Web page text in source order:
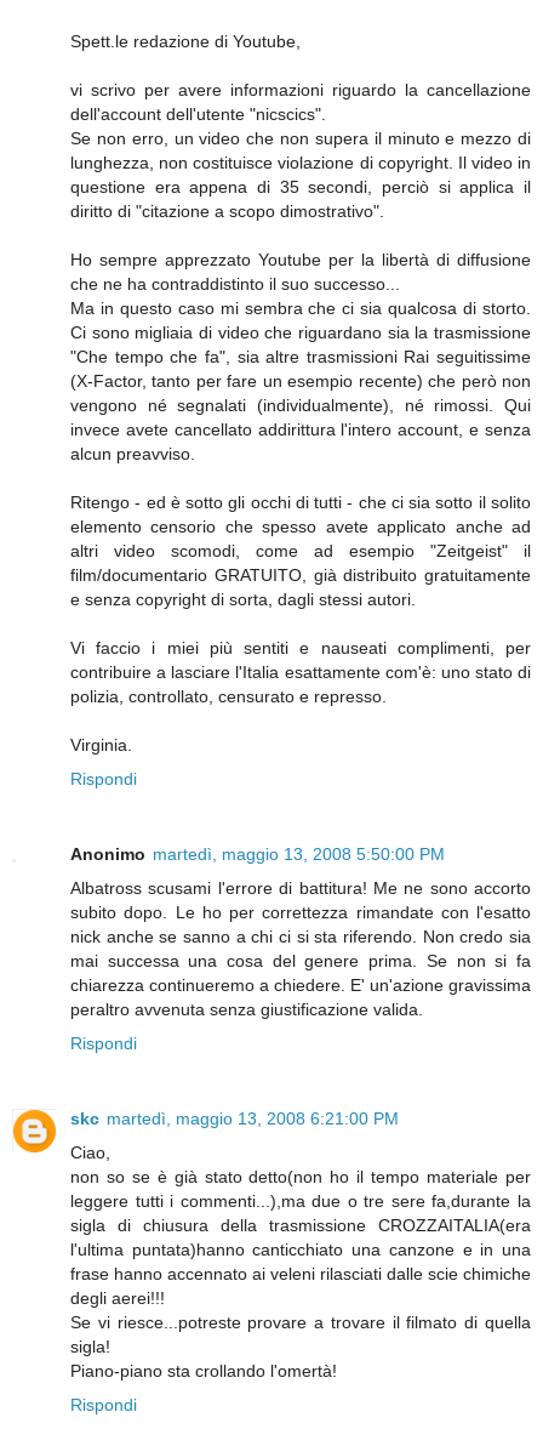
Spett.le redazione di Youtube,
vi scrivo per avere informazioni riguardo la cancellazione
dell'account dell'utente "nicscics".
Se non erro, un video che non supera il minuto e mezzo di
lunghezza, non costituisce violazione di copyright. Il video in
questione era appena di 35 secondi, perciò si applica il
diritto di "citazione a scopo dimostrativo".
Ho sempre apprezzato Youtube per la libertà di diffusione
che ne ha contraddistinto il suo successo...
Ma in questo caso mi sembra che ci sia qualcosa di storto.
Ci sono migliaia di video che riguardano sia la trasmissione
"Che tempo che fa", sia altre trasmissioni Rai seguitissime
(X-Factor, tanto per fare un esempio recente) che però non
vengono né segnalati (individualmente), né rimossi. Qui
invece avete cancellato addirittura l'intero account, e senza
alcun preavviso.
Ritengo - ed è sotto gli occhi di tutti - che ci sia sotto il solito
elemento censorio che spesso avete applicato anche ad
altri video scomodi, come ad esempio "Zeitgeist" il
film/documentario GRATUITO, già distribuito gratuitamente
e senza copyright di sorta, dagli stessi autori.
Vi faccio i miei più sentiti e nauseati complimenti, per
contribuire a lasciare l'Italia esattamente com'è: uno stato di
polizia, controllato, censurato e represso.
Virginia.
Rispondi
Anonimo martedì, maggio 13, 2008 5:50:00 PM
Albatross scusami l'errore di battitura! Me ne sono accorto
subito dopo. Le ho per correttezza rimandate con l'esatto
nick anche se sanno a chi ci si sta riferendo. Non credo sia
mai successa una cosa del genere prima. Se non si fa
chiarezza continueremo a chiedere. E' un'azione gravissima
peraltro avvenuta senza giustificazione valida.
Rispondi
skc martedì, maggio 13, 2008 6:21:00 PM
Ciao,
non so se è già stato detto(non ho il tempo materiale per
leggere tutti i commenti...),ma due o tre sere fa,durante la
sigla di chiusura della trasmissione CROZZAITALIA(era
l'ultima puntata)hanno canticchiato una canzone e in una
frase hanno accennato ai veleni rilasciati dalle scie chimiche
degli aerei!!!
Se vi riesce...potreste provare a trovare il filmato di quella
sigla!
Piano-piano sta crollando l'omertà!
Rispondi